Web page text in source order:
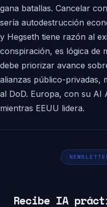
gana batallas. Cancelar
sería autodestrucción
y Hegseth tiene razón al
conspiración, es lógica de
debe priorizar avance
alianzas público-privadas,
al DoD. Europa, con su AI
mientras EEUU lidera.
Recibe IA